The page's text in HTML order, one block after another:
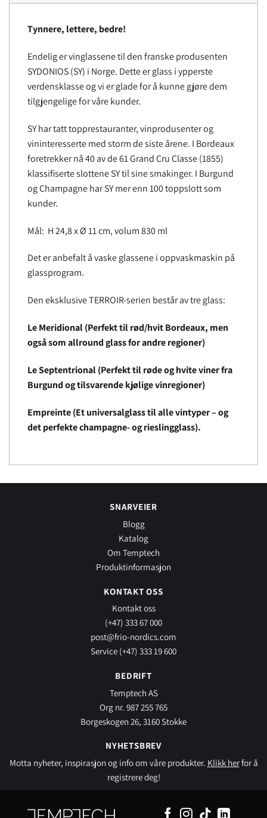
Tynnere, lettere, bedre!
Endelig er vinglassene til den franske produsenten
SYDONIOS (SY) i Norge. Dette er glass i ypperste
verdensklasse og vi er glade for å kunne gjøre dem
tilgjengelige for våre kunder.
SY har tatt topprestauranter, vinprodusenter og
vininteresserte med storm de siste årene. I Bordeaux
foretrekker nå 40 av de 61 Grand Cru Classe (1855)
klassifiserte slottene SY til sine smakinger. I Burgund
og Champagne har SY mer enn 100 toppslott som
kunder.
Mål: H 24,8 x Ø 11 cm, volum 830 ml
Det er anbefalt å vaske glassene i oppvaskmaskin på
glassprogram.
Den eksklusive TERROIR-serien består av tre glass:
Le Meridional (Perfekt til rød/hvit Bordeaux, men
også som allround glass for andre regioner)
Le Septentrional (Perfekt til røde og hvite viner fra
Burgund og tilsvarende kjølige vinregioner)
Empreinte (Et universalglass til alle vintyper – og
det perfekte champagne- og rieslingglass).
SNARVEIER
Blogg
Katalog
Om Temptech
Produktinformasjon
KONTAKT OSS
Kontakt oss
(+47) 333 67 000
post@frio-nordics.com
Service (+47) 333 19 600
BEDRIFT
Temptech AS
Org nr. 987 255 765
Borgeskogen 26, 3160 Stokke
NYHETSBREV
Motta nyheter, inspirasjon og info om våre produkter. Klikk herfor å
registrere deg!